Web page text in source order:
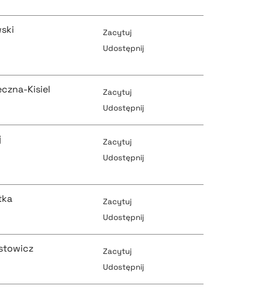
pobierz cytat
pobierz cytat
pobierz cytat
Zacytuj
Udostępnij
pobierz cytat
pobierz cytat
Kisiel
Zacytuj
Udostępnij
pobierz cytat
Zacytuj
Udostępnij
pobierz cytat
Zacytuj
Udostępnij
Zacytuj
Udostępnij